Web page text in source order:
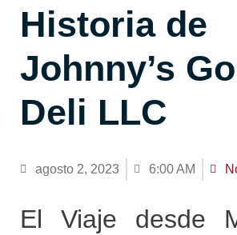
Historia de
Johnny’s
Deli LLC
agosto 2, 2023 6:00 AM
El Viaje desde